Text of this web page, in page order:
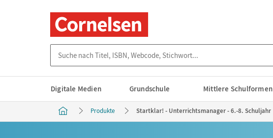
Digitale Medien Grundschule Mittlere Schulformen
Produkte Startklar! - Unterrichtsmanager - 6.-8. Schuljahr